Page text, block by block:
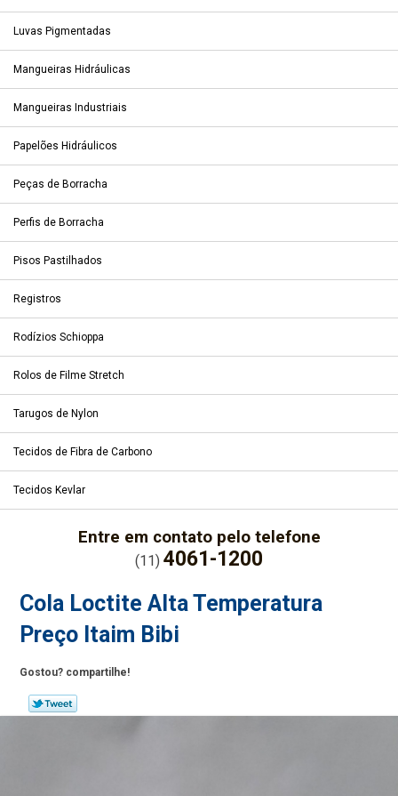
Luvas Pigmentadas
Mangueiras Hidráulicas
Mangueiras Industriais
Papelões Hidráulicos
Peças de Borracha
Perfis de Borracha
Pisos Pastilhados
Registros
Rodízios Schioppa
Rolos de Filme Stretch
Tarugos de Nylon
Tecidos de Fibra de Carbono
Tecidos Kevlar
Entre em contato pelo telefone
(11) 4061-1200
Cola Loctite Alta Temperatura
Preço Itaim Bibi
Gostou? compartilhe!